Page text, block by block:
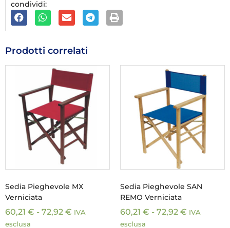
condividi:
Prodotti correlati
Sedia Pieghevole MX
Verniciata
60,21 € - 72,92 € IVA
esclusa
Sedia Pieghevole SAN
REMO Verniciata
60,21 € - 72,92 € IVA
esclusa